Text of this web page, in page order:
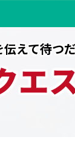
えて待つ
エ